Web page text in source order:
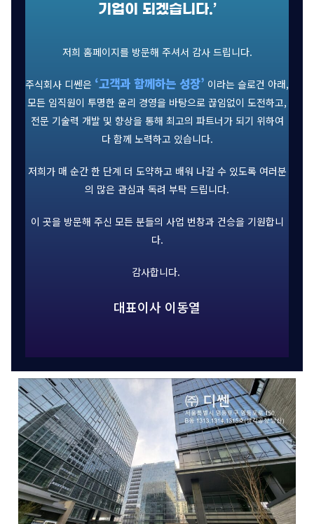
기업이 되겠습니다.’
저희 홈페이지를 방문해 주셔서 감사 드립니다.
주식회사 디쎈은 ‘고객과 함께하는 성장’ 이라는 슬로건 아래,
모든 임직원이 투명한 윤리 경영을 바탕으로 끊임없이 도전하고,
전문 기술력 개발 및 향상을 통해 최고의 파트너가 되기 위하여
다 함께 노력하고 있습니다.
저희가 매 순간 한 단계 더 도약하고 배워 나갈 수 있도록 여러분
의 많은 관심과 독려 부탁 드립니다.
이 곳을 방문해 주신 모든 분들의 사업 번창과 건승을 기원합니
다.
감사합니다.
대표이사 이동열